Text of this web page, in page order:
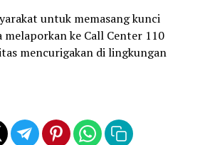
untuk memasang kunci
melaporkan ke Call Center 110
mencurigakan di lingkungan